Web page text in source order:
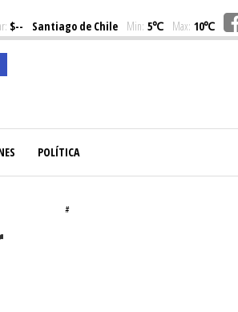
$-- Santiago de Chile Min: 5℃ Max: 10℃
POLÍTICA
#